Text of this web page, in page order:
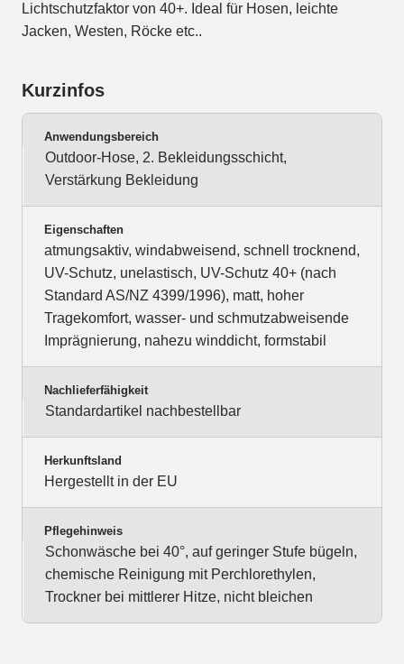
Lichtschutzfaktor von 40+. Ideal für Hosen, leichte
Jacken, Westen, Röcke etc..
Kurzinfos
Anwendungsbereich
Outdoor-Hose, 2. Bekleidungsschicht,
Verstärkung Bekleidung
Eigenschaften
atmungsaktiv, windabweisend, schnell trocknend,
UV-Schutz, unelastisch, UV-Schutz 40+ (nach
Standard AS/NZ 4399/1996), matt, hoher
Tragekomfort, wasser- und schmutzabweisende
Imprägnierung, nahezu winddicht, formstabil
Nachlieferfähigkeit
Standardartikel nachbestellbar
Herkunftsland
Hergestellt in der EU
Pflegehinweis
Schonwäsche bei 40°, auf geringer Stufe bügeln,
chemische Reinigung mit Perchlorethylen,
Trockner bei mittlerer Hitze, nicht bleichen